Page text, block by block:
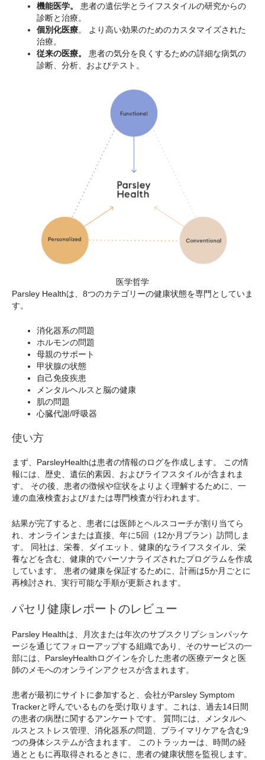
機能医学。
患者の遺伝学とライフスタイルの研究からの
診断と治療。
個別化医療。 より高い効果のためのカスタマイズされた
治療。
従来の医療。
患者の気分を良くするための詳細な病気の
診断、分析、およびテスト。
医学哲学
Parsley Healthは、8つのカテゴリーの健康状態を専門としていま
す。
消化器系の問題
ホルモンの問題
母親のサポート
甲状腺の状態
自己免疫疾患
メンタルヘルスと脳の健康
肌の問題
心臓代謝/呼吸器
使い方
まず、ParsleyHealthは患者の情報のログを作成します。 この情
報には、歴史、遺伝的素因、およびライフスタイルが含まれま
す。 その後、患者の徴候や症状をよりよく理解するために、一
連の血液検査および/または専門検査が行われます。
結果が完了すると、患者には医師とヘルスコーチが割り当てら
れ、オンラインまたは直接、年に5回（12か月プラン）訪問しま
す。 同社は、栄養、ダイエット、健康的なライフスタイル、栄
養などを含む、健康的でパーソナライズされたプログラムを作成
しています。 患者の健康を保証するために、計画は5か月ごとに
再検討され、実行可能な手順が更新されます。
パセリ健康レポートのレビュー
Parsley Healthは、月次または年次のサブスクリプションパッケ
ージを通じてフォローアップする組織であり、そのサービスの一
部には、ParsleyHealthログインを介した患者の医療データと医
師のメモへのオンラインアクセスが含まれます。
患者が最初にサイトに参加すると、会社がParsley Symptom
Trackerと呼んでいるものを受け取ります。これは、過去14日間
の患者の病歴に関するアンケートです。 質問には、メンタルヘ
ルスとストレス管理、消化器系の問題、プライマリケアを含む9
つの身体システムが含まれます。 このトラッカーは、時間の経
過とともに再取得されるときに、患者の健康状態を監視します。